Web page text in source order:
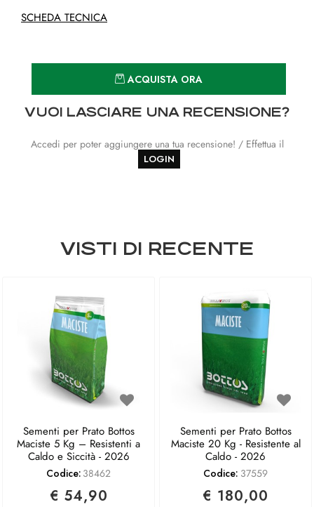
SCHEDA TECNICA
ACQUISTA ORA
VUOI LASCIARE UNA RECENSIONE?
Accedi per poter aggiungere una tua recensione! / Effettua il
LOGIN
VISTI DI RECENTE
Sementi per Prato Bottos
Maciste 5 Kg – Resistenti a
Caldo e Siccità - 2026
Codice: 38462
€ 54,90
Sementi per Prato Bottos
Maciste 20 Kg - Resistente al
Caldo - 2026
Codice: 37559
€ 180,00